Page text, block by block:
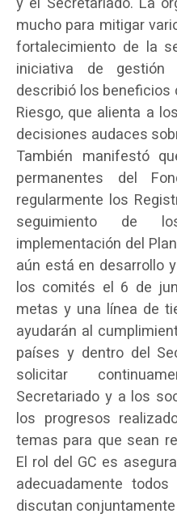
mucho para mitigar
fortalecimiento de la
iniciativa de gestión
describió los beneficios
Riesgo, que alienta a
decisiones audaces
También manifestó
permanentes del
regularmente los
seguimiento de
implementación del
aún está en desarrollo
los comités el 6 de
metas y una línea de
ayudarán al
países y dentro del
solicitar
Secretariado y a los
los progresos
temas para que sean
El rol del GC es
adecuadamente
discutan